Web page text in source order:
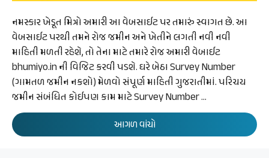
નમસ્કાર ખેડૂત મિત્રો અમારી આ વેબસાઈટ પર તમારું સ્વાગત છે. આ
વેબસાઈટ પરથી તમને રોજ જમીન અને ખેતીને લગતી નવી નવી
માહિતી મળતી રહેશે, તો તેના માટે તમારે રોજ અમારી વેબાઈટ
bhumiyo.in ની વિજિટ કરવી પડશે. ઘરે બેઠા Survey Number
(ગામતળ જમીન નકશો) મેળવો સંપૂર્ણ માહિતી ગુજરાતીમાં. પરિચય
જમીન સંબંધિત કોઈપણ કામ માટે Survey Number …
આગળ વાંચો